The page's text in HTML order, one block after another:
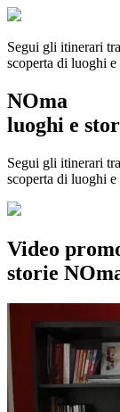
Segui gli itinerari
scoperta di luoghi e
NOma
luoghi e
Segui gli itinerari
scoperta di luoghi
Video
storie